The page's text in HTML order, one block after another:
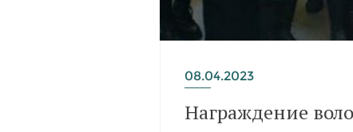
08.04.2023
Награждение